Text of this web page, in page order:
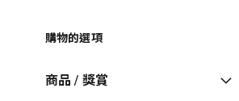
購物的選項
商品 / 獎賞